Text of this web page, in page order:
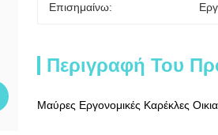
Επισημαίνω:
Περιγραφή Του
Μαύρες Εργονομικές Καρέκλες